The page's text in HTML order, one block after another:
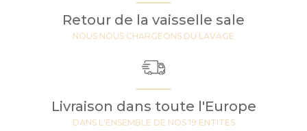
Retour de la vaisselle sale
NOUS NOUS CHARGEONS DU LAVAGE
Livraison dans toute l'Europe
DANS L'ENSEMBLE DE NOS 19 ENTITES